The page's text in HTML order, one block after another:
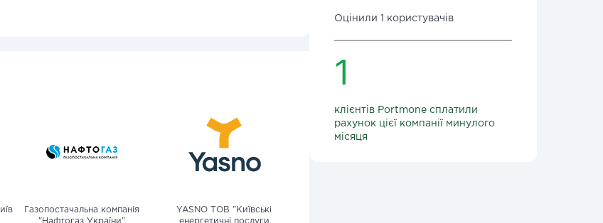
Газопостачальна компанія
"Нафтогаз України"
YASNO ТОВ "Київські
енергетичні послуги
Оцінили 1 користувачів
1
клієнтів Portmone сплатили
рахунок цієї компанії минулого
місяця